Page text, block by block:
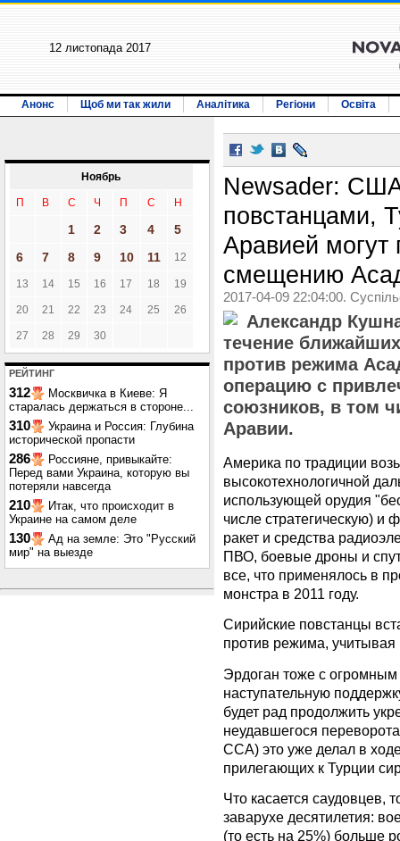
12 листопада 2017
Анонс Щоб ми так жили Аналітика Регіони Освіта
Ноябрь
П В С Ч П С Н
1 2 3 4
5
6
7 8 9 10 11 12
13 14 15 16 17 18 19
20 21 22 23 24 25 26
27 28 29 30
РЕЙТИНГ
312
Москвичка в Киеве: Я
старалась держаться в стороне...
310
Украина и Россия: Глубина
исторической пропасти
286
Россияне, привыкайте:
Перед вами Украина, которую вы
потеряли навсегда
210
Итак, что происходит в
Украине на самом деле
130
Ад на земле: Это "Русский
мир" на выезде
Newsader:
повстанцами,
Аравией могут
смещению
2017-04-09 22:04:00.
Александр
течение
против режима
операцию с
союзников, в том
Аравии.
Америка по традиции
высокотехнологичной
использующей орудия
числе стратегическую) и
ракет и средства
ПВО, боевые дроны и
все, что применялось в
монстра в 2011 году.
Сирийские повстанцы
против режима,
Эрдоган тоже с огромным
наступательную
будет рад продолжить
неудавшегося
ССА) это уже делал в
прилегающих к Турции
Что касается саудовцев,
заварухе десятилетия:
(то есть на 25%) больше